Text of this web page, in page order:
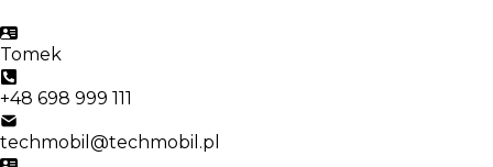
Tomek
+48 698 999 111
techmobil@techmobil.pl